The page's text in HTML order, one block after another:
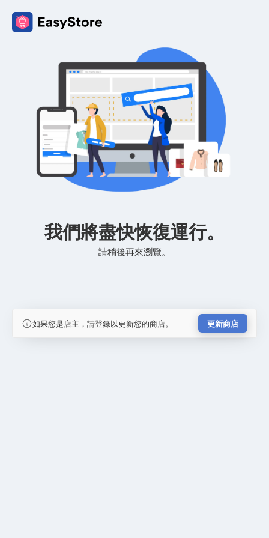
我們將盡快恢復運行。
請稍後再來瀏覽。
如果您是店主，請登錄以更新您的商店。 更新商店